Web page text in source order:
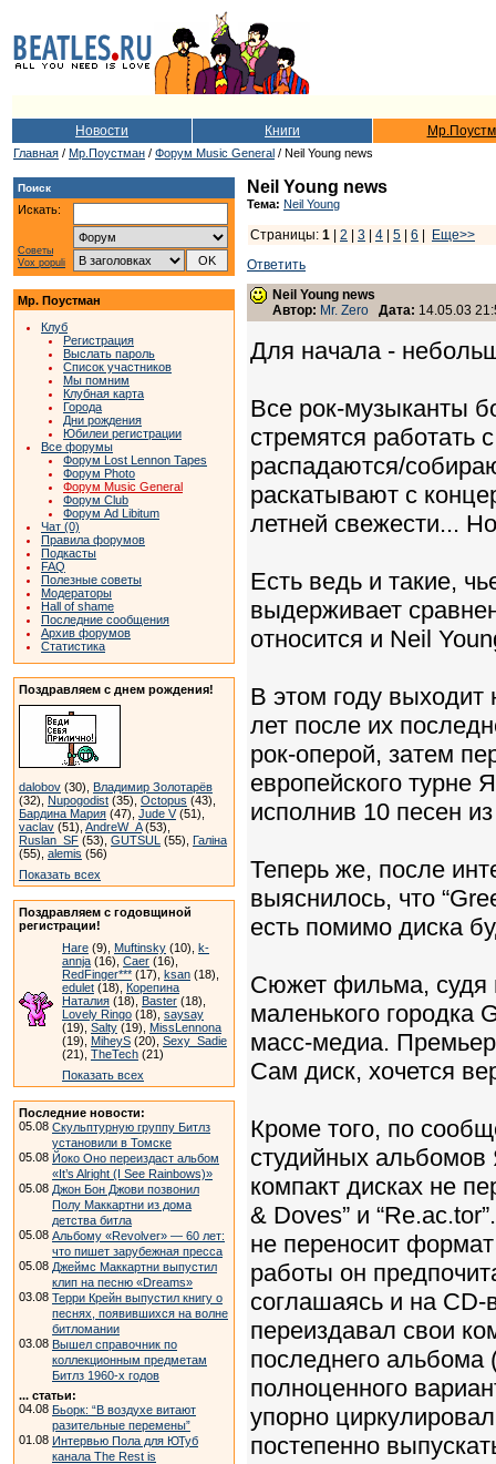
Новости Книги
Главная / Мр.Поустман / Форум Music General / Neil Young news
Поиск
Искать:
Советы
Vox populi
Мр. Поустман
Клуб
Регистрация
Выслать пароль
Список участников
Мы помним
Клубная карта
Города
Дни рождения
Юбилеи регистрации
Все форумы
Форум Lost Lennon Tapes
Форум Photo
Форум Music General
Форум Club
Форум Ad Libitum
Чат (0)
Правила форумов
Подкасты
FAQ
Полезные советы
Модераторы
Hall of shame
Последние сообщения
Архив форумов
Статистика
Поздравляем с днем рождения!
dalobov (30), Владимир Золотарёв
(32), Nupogodist (35), Octopus (43),
Бардина Мария (47), Jude V(51),
vaclav (51), AndreW_A(53),
Ruslan_SF (53), GUTSUL (55), Галіна
(55), alemis (56)
Показать всех
Поздравляем с годовщиной
регистрации!
Hare (9), Muftinsky (10), k-
annja (16), Caer (16),
RedFinger*** (17), ksan (18),
edulet (18), Корепина
Наталия (18), Baster (18),
Lovely Ringo (18), saysay
(19), Salty (19), MissLennona
(19), MiheyS (20), Sexy_Sadie
(21), TheTech (21)
Показать всех
Последние новости:
05.08 Скульптурную группу Битлз
установили в Томске
05.08 Йоко Оно переиздаст альбом
«It’s Alright (I See Rainbows)»
05.08 Джон Бон Джови позвонил
Полу Маккартни из дома
детства битла
05.08 Альбому «Revolver» — 60 лет:
что пишет зарубежная пресса
05.08 Джеймс Маккартни выпустил
клип на песню «Dreams»
03.08 Терри Крейн выпустил книгу о
песнях, появившихся на волне
битломании
03.08 Вышел справочник по
коллекционным предметам
Битлз 1960-х годов
... статьи:
04.08 Бьорк: “В воздухе витают
разительные перемены”
01.08 Интервью Пола для ЮТуб
канала The Rest is
Neil Young news
Тема: Neil Young
Страницы: 1 2 3 4 5 6
Еще>>
Ответить
Neil Young news
Автор: Mr. Zero Дата: 14.05.03
Для начала -
Все рок-музыканты
стремятся работать
распадаются/
раскатывают с
летней свежести...
Есть ведь и такие,
выдерживает
относится и Neil
В этом году выходит
лет после их
рок-оперой, затем
европейского турне
исполнив 10 песен
Теперь же, после
выяснилось, что
есть помимо диска
Сюжет фильма, судя
маленького
масс-медиа.
Сам диск, хочется
Кроме того, по
студийных альбомов
компакт дисках не
& Doves” и
не переносит
работы он
соглашаясь и на CD-
переиздавал свои
последнего
полноценного
упорно
постепенно